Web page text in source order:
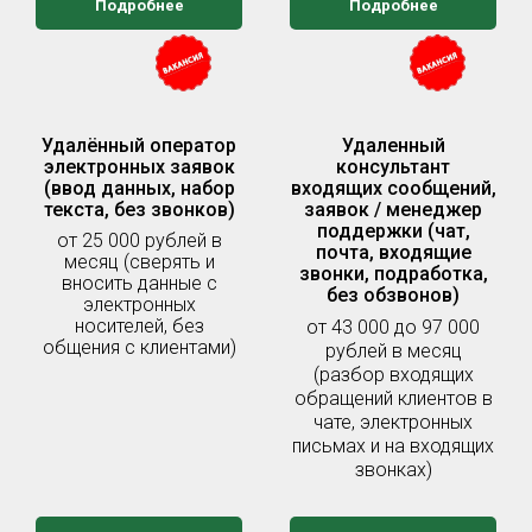
Подробнее Подробнее
Удалённый оператор
электронных заявок
(ввод данных, набор
текста, без звонков)
от 25 000 рублей в
месяц (сверять и
вносить данные с
электронных
носителей, без
общения с клиентами)
Удаленный
консультант
входящих сообщений,
заявок / менеджер
поддержки (чат,
почта, входящие
звонки, подработка,
без обзвонов)
от 43 000 до 97 000
рублей в месяц
(разбор входящих
обращений клиентов в
чате, электронных
письмах и на входящих
звонках)